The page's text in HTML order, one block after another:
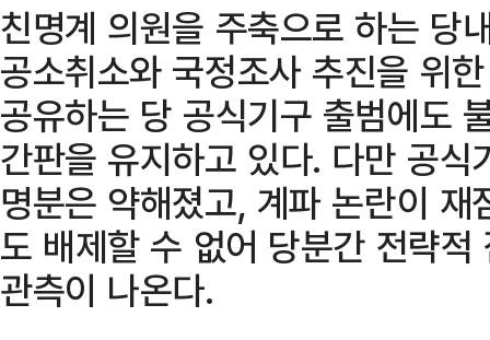
친명계 의원을 주축으로 하는 당
공소취소와 국정조사 추진을 위
공유하는 당 공식기구 출범에도
간판을 유지하고 있다. 다만 공
명분은 약해졌고, 계파 논란이
도 배제할 수 없어 당분간 전략
관측이 나온다.